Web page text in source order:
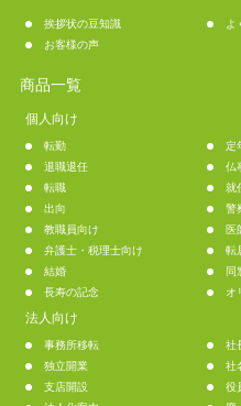
挨拶状の豆知識
よ
お客様の声
商品一覧
個人向け
転勤
定
退職退任
仏
転職
就
出向
警
教職員向け
医
弁護士・税理士向け
転
結婚
同
長寿の記念
オ
法人向け
事務所移転
社
独立開業
社
支店開設
役